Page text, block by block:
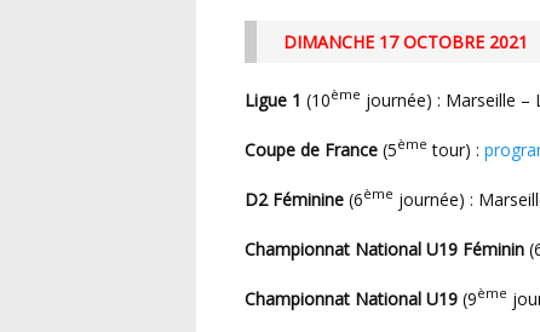
DIMANCHE 17 OCTOBRE 2021
Ligue 1 (10ème journée) : Marseille –
Coupe de France (5ème tour) :
D2 Féminine (6ème journée) :
Championnat National U19 Féminin
Championnat National U19 (9ème